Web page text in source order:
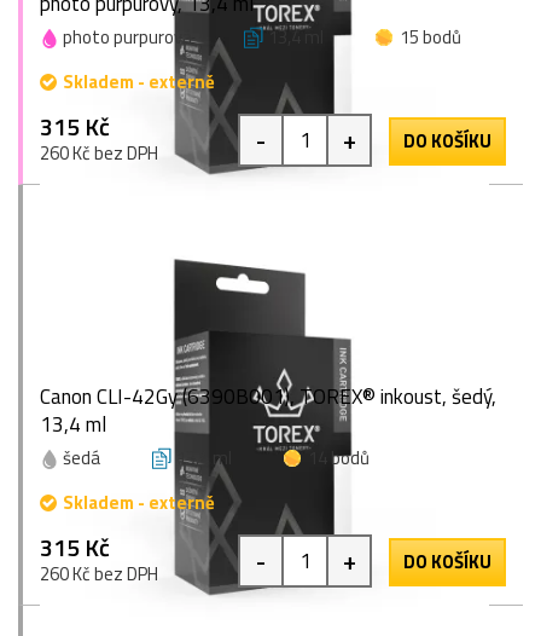
photo purpurová 13,4 ml
15 bodů
Skladem - externě
315 Kč
260 Kč bez DPH - + DO KOŠÍKU
Canon CLI-42Gy (6390B001), TOREX® inkoust, šedý,
13,4 ml
šedá 13,4 ml
14 bodů
Skladem - externě
315 Kč
260 Kč bez DPH - + DO KOŠÍKU